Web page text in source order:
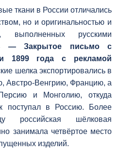
ткани в России отличались
но и оригинальностью и
выполненных русскими
— Закрытое письмо с
1899 года с рекламой
шелка экспортировались в
Австро-Венгрию, Францию, а
и Монголию, откуда
поступал в Россию. Более
шёлковая
занимала четвёртое место
изделий.